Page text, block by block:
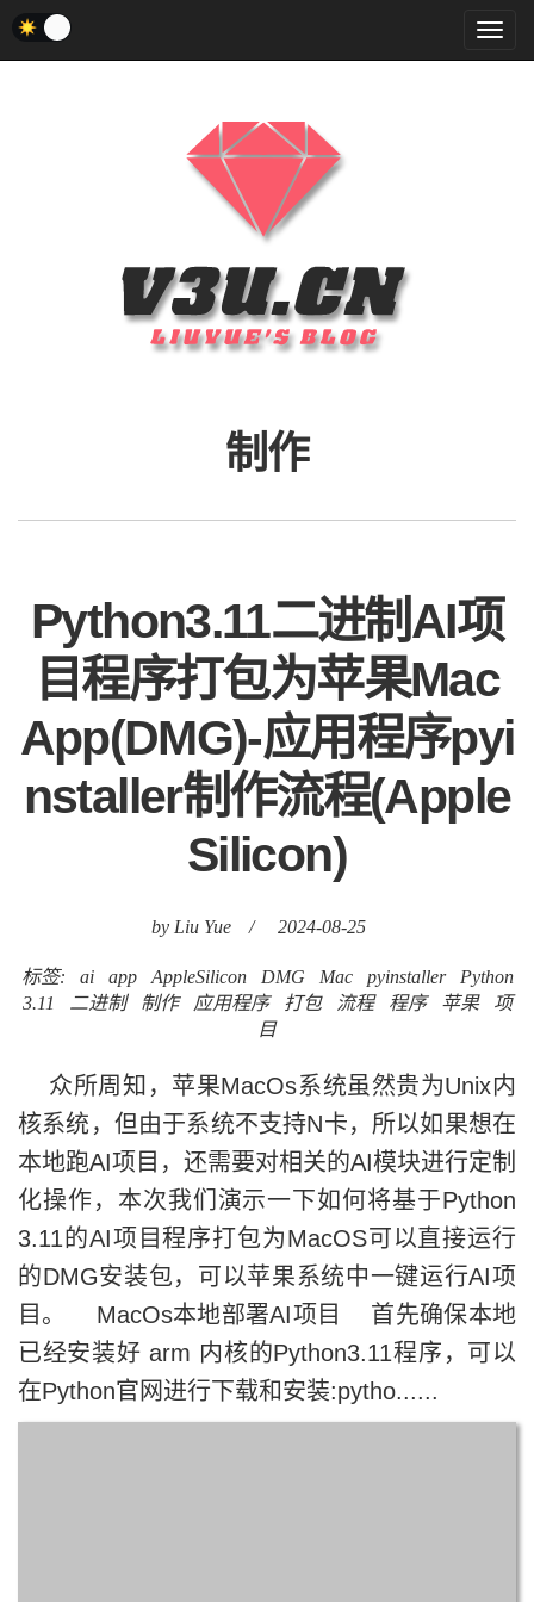
菜
单
制作
Python3.11二进制AI项
目程序打包为苹果Mac
App(DMG)-应用程序pyi
nstaller制作流程(Apple
Silicon)
by Liu Yue / 2024-08-25
标签: ai app AppleSilicon DMG Mac pyinstaller
Python
3.11
二进制 制作 应用程序 打包 流程 程序 苹果
项
目
众所周知，苹果MacOs系统虽然贵为Unix内
核系统，但由于系统不支持N卡，所以如果想在
本地跑AI项目，还需要对相关的AI模块进行定制
化操作，本次我们演示一下如何将基于Python
3.11的AI项目程序打包为MacOS可以直接运行
的DMG安装包，可以苹果系统中一键运行AI项
目。 MacOs本地部署AI项目 首先确保本地
已经安装好 arm 内核的Python3.11程序，可以
在Python官网进行下载和安装:pytho......